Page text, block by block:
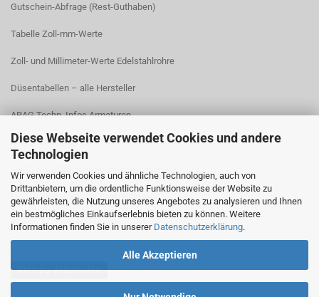
Diese Webseite verwendet Cookies und andere
Technologien
Wir verwenden Cookies und ähnliche Technologien, auch von
Drittanbietern, um die ordentliche Funktionsweise der Website zu
gewährleisten, die Nutzung unseres Angebotes zu analysieren und Ihnen
ein bestmögliches Einkaufserlebnis bieten zu können. Weitere
Informationen finden Sie in unserer Datenschutzerklärung.
Alle Akzeptieren
Gutschein-Abfrage (Rest-Guthaben)
Tabelle Zoll-mm-Werte
Zoll- und Millimeter-Werte Edelstahlrohre
Düsentabellen – alle Hersteller
ARAG Techn. Infos Armaturen
ARAG Installation Gleichdruck-Armaturen
ARAG Installation Armaturen Sprühgeräte
Lechler Behälter- und Tankreinigung
TeeJet Technische Informationen
Vertrag widerrufen